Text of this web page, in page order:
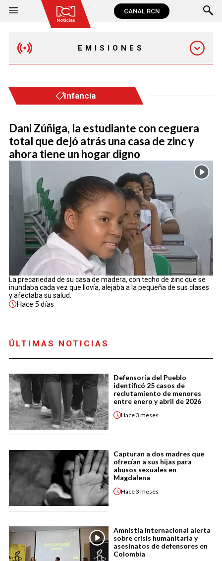
CANAL RCN
EMISIONES
EMISIÓN 7:00 PM
EMISIÓN 11:30 PM
Infancia
Dani Zúñiga, la estudiante con ceguera
total que dejó atrás una casa de zinc y
ahora tiene un hogar digno
La precariedad de su casa de madera, con techo de zinc que se
inundaba cada vez que llovía, alejaba a la pequeña de sus clases
y afectaba su salud.
Hace 5 días
ÚLTIMAS NOTICIAS
Defensoría del Pueblo
identificó 25 casos de
reclutamiento de menores
entre enero y abril de 2026
Hace3 meses
Capturan a dos madres que
ofrecían a sus hijas para
abusos sexuales en
Magdalena
Hace3 meses
Amnistía Internacional alerta
sobre crisis humanitaria y
asesinatos de defensores en
Colombia